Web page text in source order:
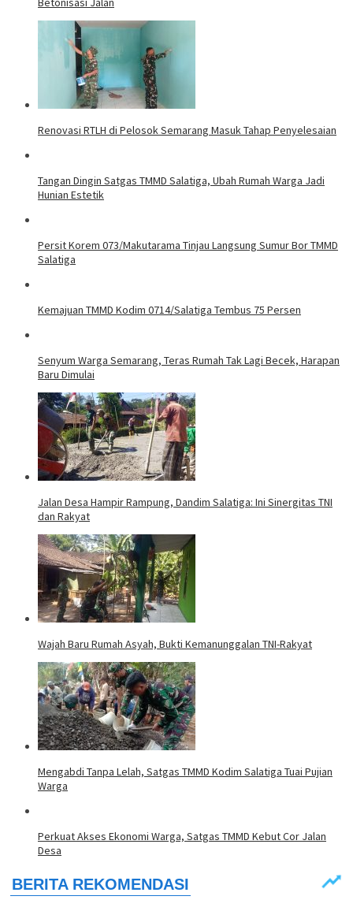
Renovasi RTLH di Pelosok Semarang Masuk Tahap Penyelesaian
Tangan Dingin Satgas TMMD Salatiga, Ubah Rumah Warga Jadi
Hunian Estetik
Persit Korem 073/Makutarama Tinjau Langsung Sumur Bor TMMD
Salatiga
Kemajuan TMMD Kodim 0714/Salatiga Tembus 75 Persen
Senyum Warga Semarang, Teras Rumah Tak Lagi Becek, Harapan
Baru Dimulai
Jalan Desa Hampir Rampung, Dandim Salatiga: Ini Sinergitas TNI
dan Rakyat
Wajah Baru Rumah Asyah, Bukti Kemanunggalan TNI-Rakyat
Mengabdi Tanpa Lelah, Satgas TMMD Kodim Salatiga Tuai Pujian
Warga
Perkuat Akses Ekonomi Warga, Satgas TMMD Kebut Cor Jalan
Desa